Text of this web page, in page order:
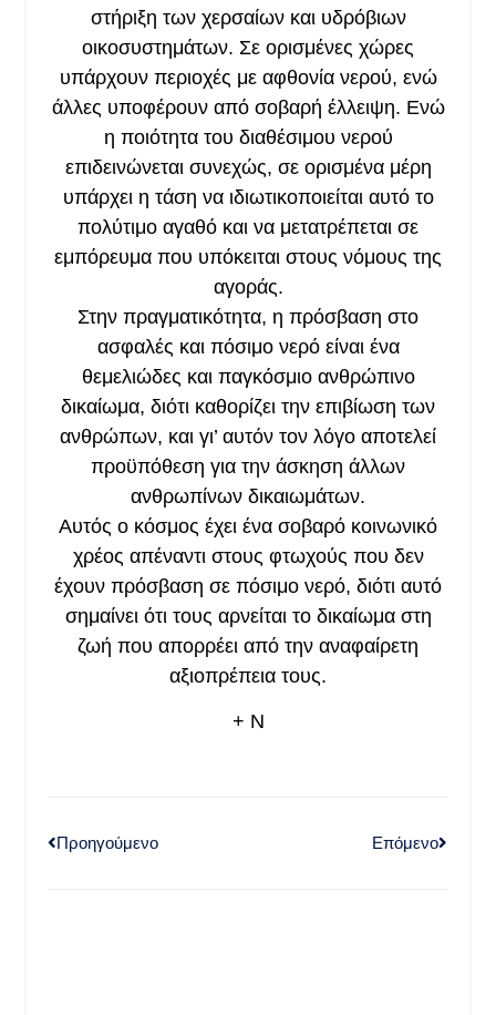
στήριξη των χερσαίων και υδρόβιων
οικοσυστημάτων. Σε ορισμένες χώρες
υπάρχουν περιοχές με αφθονία νερού, ενώ
άλλες υποφέρουν από σοβαρή έλλειψη. Ενώ
η ποιότητα του διαθέσιμου νερού
επιδεινώνεται συνεχώς, σε ορισμένα μέρη
υπάρχει η τάση να ιδιωτικοποιείται αυτό το
πολύτιμο αγαθό και να μετατρέπεται σε
εμπόρευμα που υπόκειται στους νόμους της
αγοράς.
Στην πραγματικότητα, η πρόσβαση στο
ασφαλές και πόσιμο νερό είναι ένα
θεμελιώδες και παγκόσμιο ανθρώπινο
δικαίωμα, διότι καθορίζει την επιβίωση των
ανθρώπων, και γι’ αυτόν τον λόγο αποτελεί
προϋπόθεση για την άσκηση άλλων
ανθρωπίνων δικαιωμάτων.
Αυτός ο κόσμος έχει ένα σοβαρό κοινωνικό
χρέος απέναντι στους φτωχούς που δεν
έχουν πρόσβαση σε πόσιμο νερό, διότι αυτό
σημαίνει ότι τους αρνείται το δικαίωμα στη
ζωή που απορρέει από την αναφαίρετη
αξιοπρέπεια τους.
+ Ν
Προηγούμενο Επόμενο